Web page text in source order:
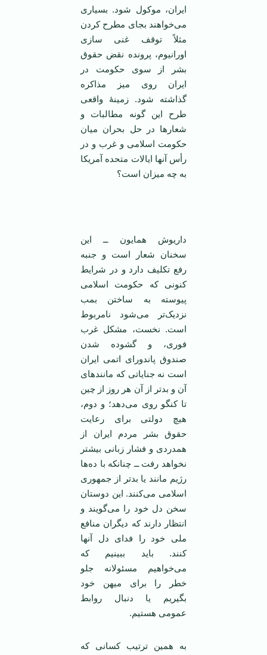
ایران، موکول شود. بسیاری
می‌خواهند بجای مطرح کردن
مثلاً توقف غنی سازی
اورانیوم، پرونده نقض حقوق
بشر از سوی حکومت در
ایران روی میز مذاکره
گذاشته شود. زمینهٔ واقعی
طرح این گونه مطالبات و
شعار‌ها در حل بحران میان
حکومت اسلامی ‌و غرب و در
رأس آنها ایالات متحده آمریکا
به چه میزان است؟
داریوش همایون ــ این
سخنان شعار است و جنبه
رفع تکلیف دارد و در شرایط
کنونی که حکومت اسلامی
‌پیوسته به ساختن بمب
نزدیک‌تر می‌شود نامربوط
است. نخست، مشکل غرب
فوری، و گشوده شدن
صندوق پاندورای اتمی ایران
است نه جنایاتی که مانند‌های
آن و بد‌تر از آن هر روز از چین
تا کنگو روی می‌دهد؛ و دوم،
هیچ دولتی برای رعایت
حقوق بشر مردم ایران از
همدردی و فشار زبانی بیشتر
نخواهد رفت ــ چنانکه با ده‌ها
رژیم مانند یا بد‌تر از جمهوری
اسلامی ‌می‌کنند. این دوستان
سخن دل خود را می‌گویند و
انتظار دارند که دیگران منافع
ملی خود را فدای دل آنها
کنند. باید ببینیم که
می‌خواهیم مسئولانه جلو
خطر را برای میهن خود
بگیریم یا دنبال روابط
عمومی ‌هستیم.
به همین ترتیب کسانی که